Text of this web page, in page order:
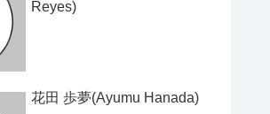
Reyes)
花田 歩夢(Ayumu Hanada)